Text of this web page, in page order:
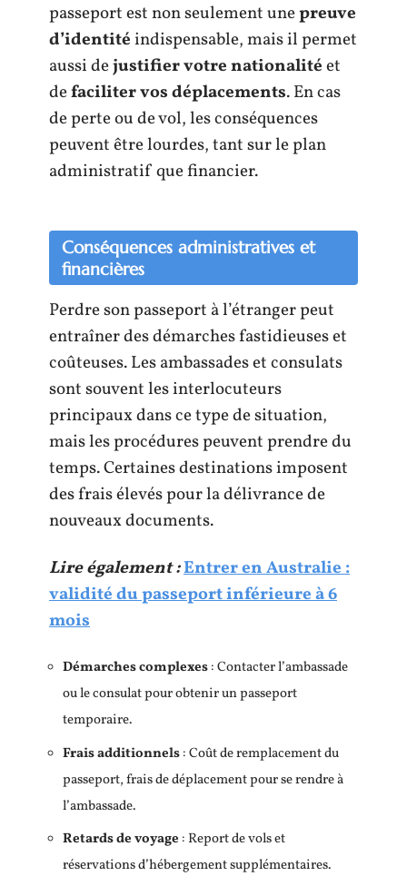
passeport est non seulement unepreuve
d’identitéindispensable, mais il permet
aussi dejustifier votre nationalitéet
defaciliter vos déplacements. En cas
de perte ou de vol, les conséquences
peuvent être lourdes, tant sur le plan
administratif que financier.
Conséquences administratives et
financières
Perdre son passeport à l’étranger peut
entraîner des démarches fastidieuses et
coûteuses. Les ambassades et consulats
sont souvent les interlocuteurs
principaux dans ce type de situation,
mais les procédures peuvent prendre du
temps. Certaines destinations imposent
des frais élevés pour la délivrance de
nouveaux documents.
Lire également :Entrer en Australie :
validité du passeport inférieure à 6
mois
Démarches complexes: Contacter l’ambassade
ou le consulat pour obtenir un passeport
temporaire.
Frais additionnels: Coût de remplacement du
passeport, frais de déplacement pour se rendre à
l’ambassade.
Retards de voyage : Report de vols et
réservations d’hébergement supplémentaires.